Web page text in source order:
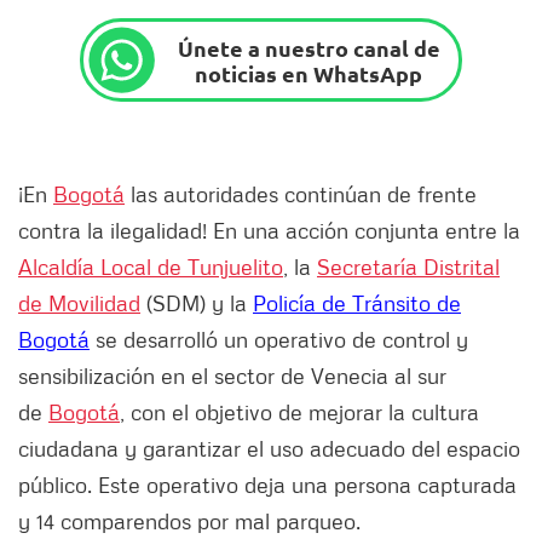
Únete a nuestro canal de
noticias en WhatsApp
¡En Bogotá las autoridades continúan de frente
contra la ilegalidad! En una acción conjunta entre la
Alcaldía Local de Tunjuelito , la Secretaría Distrital
de Movilidad (SDM) y la Policía de Tránsito de
Bogotá se desarrolló un operativo de control y
sensibilización en el sector de Venecia al sur
de Bogotá , con el objetivo de mejorar la cultura
ciudadana y garantizar el uso adecuado del espacio
público. Este operativo deja una persona capturada
y 14 comparendos por mal parqueo.